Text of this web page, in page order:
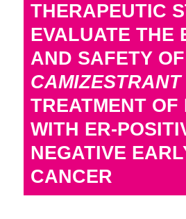
THERAPEUTIC
EVALUATE THE
AND SAFETY OF
CAMIZESTRANT
TREATMENT OF
WITH ER-
NEGATIVE
CANCER